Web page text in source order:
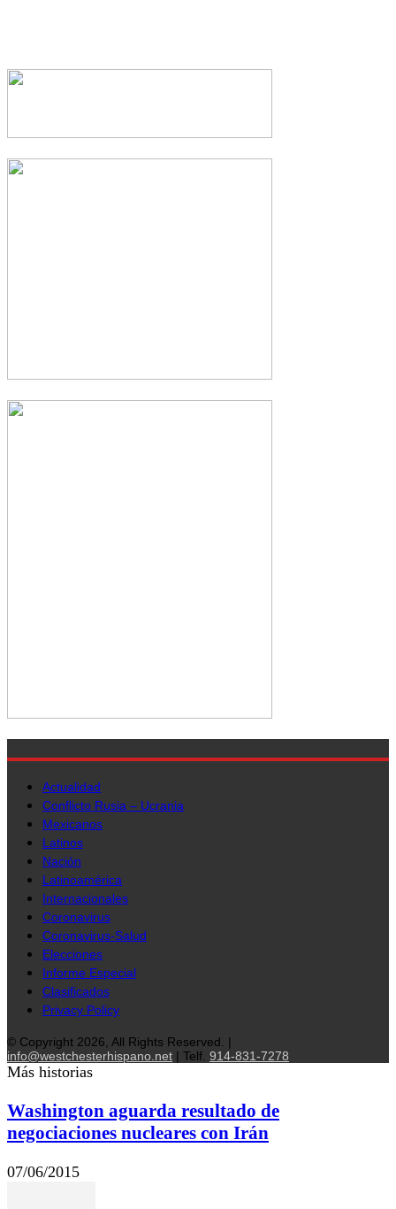
Actualidad
Conflicto Rusia – Ucrania
Mexicanos
Latinos
Nación
Latinoamérica
Internacionales
Coronavirus
Coronavirus-Salud
Elecciones
Informe Especial
Clasificados
Privacy Policy
© Copyright 2026, All Rights Reserved. |
info@westchesterhispano.net | Telf. 914-831-7278
Más historias
Washington aguarda resultado de
negociaciones nucleares con Irán
07/06/2015